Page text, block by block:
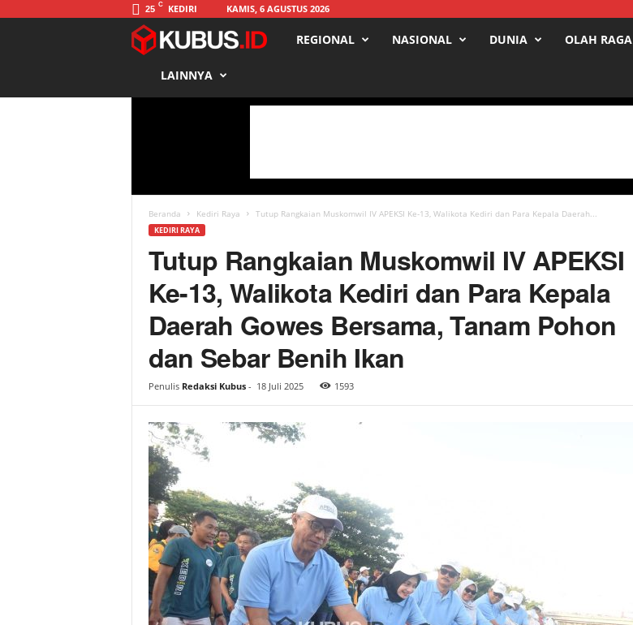
25 C KEDIRI KAMIS, 6 AGUSTUS 2026
s
REGIONAL NASIONAL DUNIA OLAH RAGA
LAINNYA
Beranda Kediri Raya Tutup Rangkaian Muskomwil IV APEKSI Ke-13, Walikota Kediri dan Para Kepala Daerah...
KEDIRI RAYA
Tutup Rangkaian Muskomwil IV APEKSI
Ke-13, Walikota Kediri dan Para Kepala
Daerah Gowes Bersama, Tanam Pohon
dan Sebar Benih Ikan
Penulis Redaksi Kubus- 18 Juli 2025 1593